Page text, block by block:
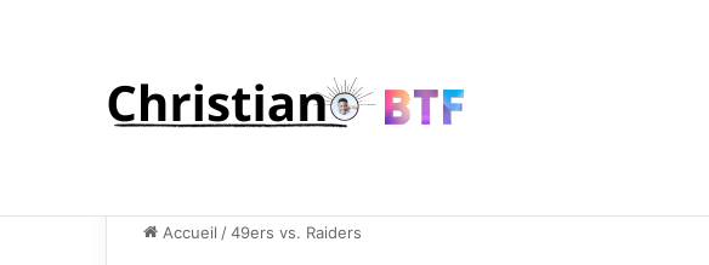
Accueil /49ers vs. Raiders